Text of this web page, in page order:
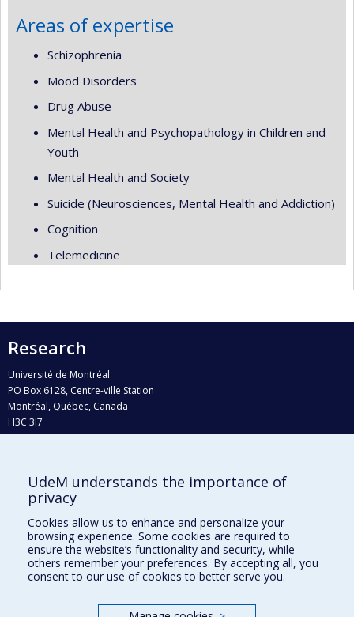
Areas of expertise
Schizophrenia
Mood Disorders
Drug Abuse
Mental Health and Psychopathology in Children and
Youth
Mental Health and Society
Suicide (Neurosciences, Mental Health and Addiction)
Cognition
Telemedicine
Research
Université de Montréal
PO Box 6128, Centre-ville Station
Montréal, Québec, Canada
H3C 3J7
Who does what?
Find us
Site map
Accessibility
UdeM understands the importance of
privacy
Cookies allow us to enhance and personalize your
browsing experience. Some cookies are required to
ensure the website’s functionality and security, while
others remember your preferences. By accepting all, you
consent to our use of cookies to better serve you.